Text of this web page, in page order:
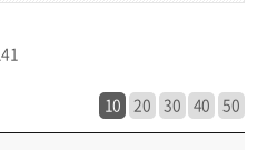
10 20 30 40 50